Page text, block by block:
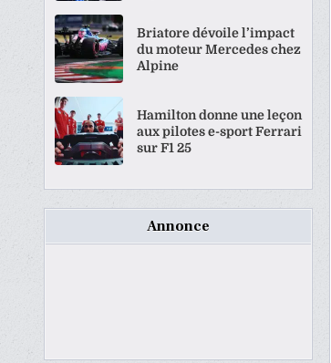
Briatore dévoile l’impact
du moteur Mercedes chez
Alpine
Hamilton donne une leçon
aux pilotes e-sport Ferrari
sur F1 25
Annonce